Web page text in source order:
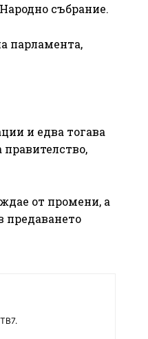
събрание.
парламента,
и едва тогава
от промени, а
предаването